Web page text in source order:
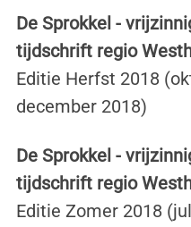
De Sprokkel -
tijdschrift regio
Editie Herfst 2018
december 2018)
De Sprokkel -
tijdschrift regio
Editie Zomer 2018